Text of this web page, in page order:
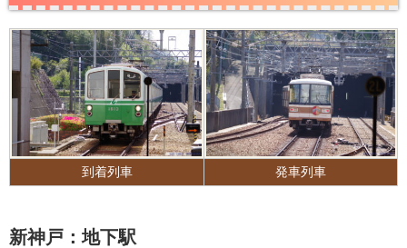
到着列車 発車列車
新神戸：地下駅